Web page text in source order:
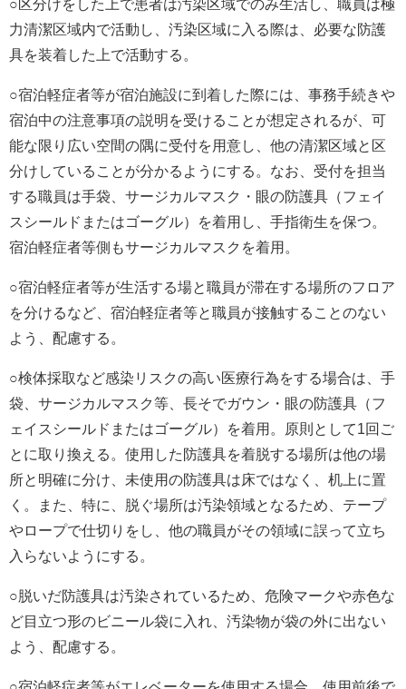
○区分けをした上で患者は汚染区域でのみ生活し、職員は極
力清潔区域内で活動し、汚染区域に入る際は、必要な防護
具を装着した上で活動する。
○宿泊軽症者等が宿泊施設に到着した際には、事務手続きや
宿泊中の注意事項の説明を受けることが想定されるが、可
能な限り広い空間の隅に受付を用意し、他の清潔区域と区
分けしていることが分かるようにする。なお、受付を担当
する職員は手袋、サージカルマスク・眼の防護具（フェイ
スシールドまたはゴーグル）を着用し、手指衛生を保つ。
宿泊軽症者等側もサージカルマスクを着用。
○宿泊軽症者等が生活する場と職員が滞在する場所のフロア
を分けるなど、宿泊軽症者等と職員が接触することのない
よう、配慮する。
○検体採取など感染リスクの高い医療行為をする場合は、手
袋、サージカルマスク等、長そでガウン・眼の防護具（フ
ェイスシールドまたはゴーグル）を着用。原則として1回ご
とに取り換える。使用した防護具を着脱する場所は他の場
所と明確に分け、未使用の防護具は床ではなく、机上に置
く。また、特に、脱ぐ場所は汚染領域となるため、テープ
やロープで仕切りをし、他の職員がその領域に誤って立ち
入らないようにする。
○脱いだ防護具は汚染されているため、危険マークや赤色な
ど目立つ形のビニール袋に入れ、汚染物が袋の外に出ない
よう、配慮する。